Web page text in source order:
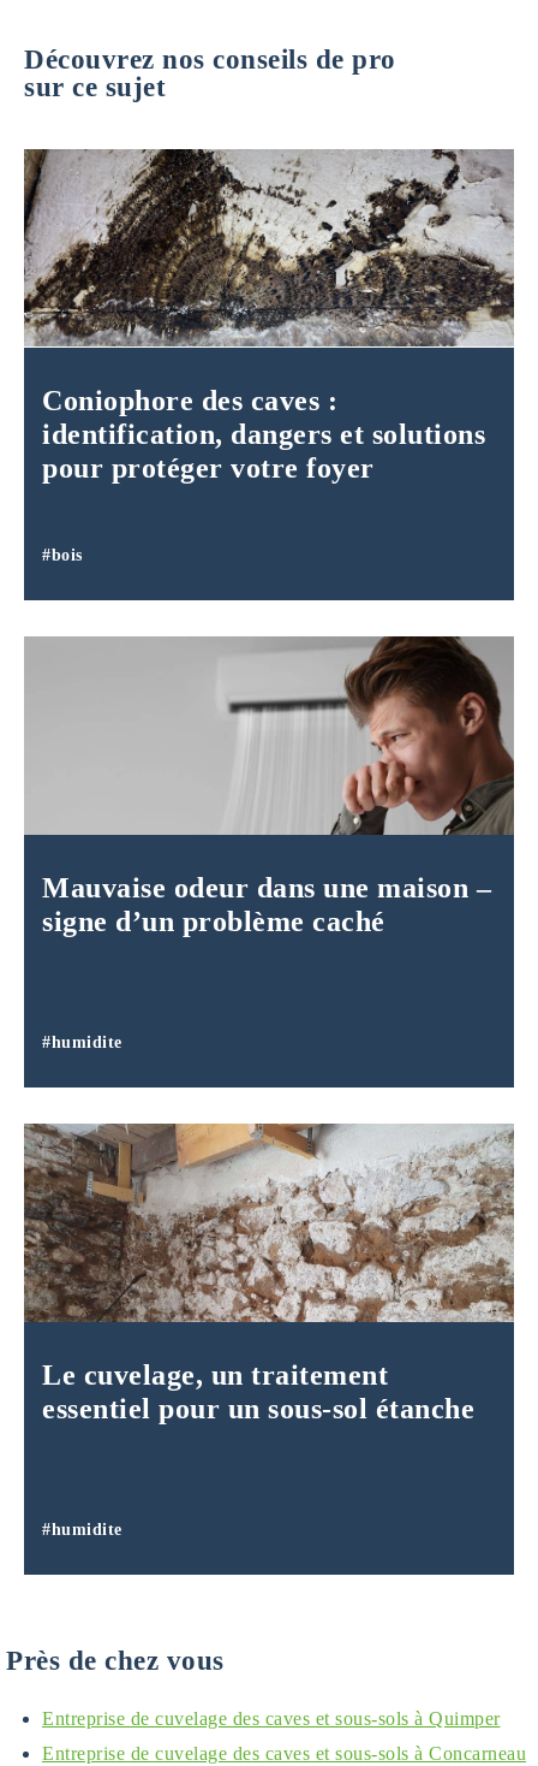
Découvrez nos conseils de pro
sur ce sujet
Coniophore des caves :
identification, dangers et solutions
pour protéger votre foyer
#bois
Mauvaise odeur dans une maison –
signe d’un problème caché
#humidite
Le cuvelage, un traitement
essentiel pour un sous-sol étanche
#humidite
Près de chez vous
Entreprise de cuvelage des caves et sous-sols à Quimper
Entreprise de cuvelage des caves et sous-sols à Concarneau